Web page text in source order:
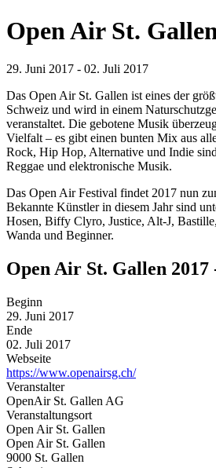
Open Air St.
29. Juni 2017 - 02. Juli 2017
Das Open Air St. Gallen ist eines der
Schweiz und wird in einem
veranstaltet. Die gebotene Musik
Vielfalt – es gibt einen bunten Mix aus
Rock, Hip Hop, Alternative und Indie
Reggae und elektronische Musik.
Das Open Air Festival findet 2017 nun
Bekannte Künstler in diesem Jahr sind
Hosen, Biffy Clyro, Justice, Alt-J,
Wanda und Beginner.
Open Air St. Gallen
Beginn
29. Juni 2017
Ende
02. Juli 2017
Webseite
https://www.openairsg.ch/
Veranstalter
OpenAir St. Gallen AG
Veranstaltungsort
Open Air St. Gallen
Open Air St. Gallen
9000 St. Gallen